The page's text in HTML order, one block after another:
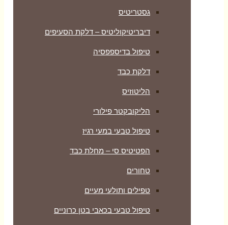
גסטריטיס
דיבריטיקוליטיס – דלקת הסעיפים
טיפול בדיספפסיה
דלקת כבד
הליטוזיס
הליקובקטר פילורי
טיפול טבעי במעי רגיז
הפטיטיס סי – מחלת כבד
טחורים
טפילים ותולעי מעיים
טיפול טבעי בכאבי בטן כרוניים